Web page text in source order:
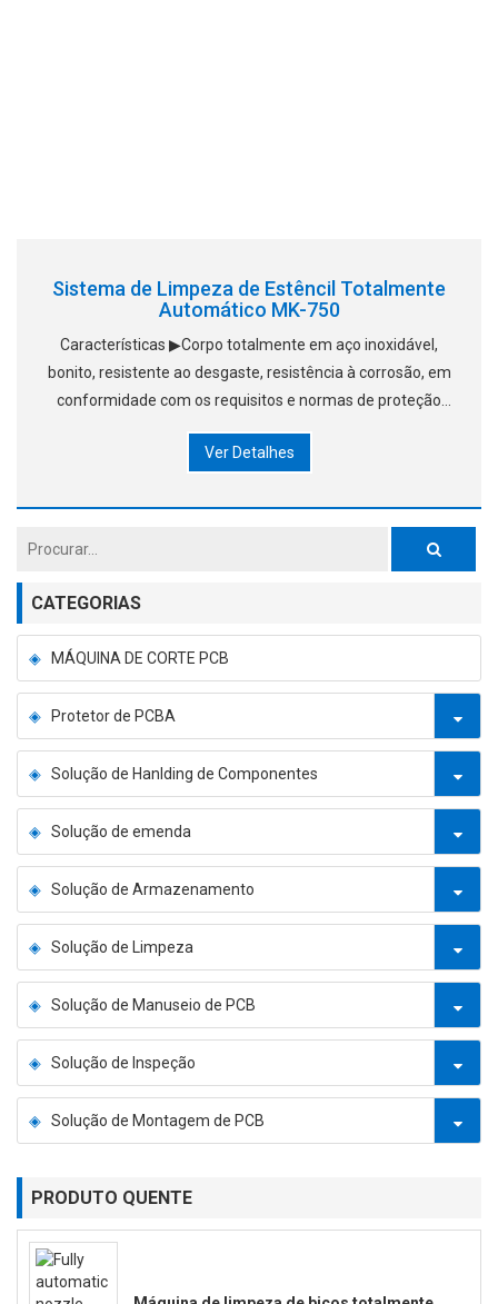
Sistema de Limpeza de Estêncil Totalmente
Automático MK-750
Características ▶Corpo totalmente em aço inoxidável,
bonito, resistente ao desgaste, resistência à corrosão, em
conformidade com os requisitos e normas de proteção
eletricidade, não há fogo
Ver Detalhes
CATEGORIAS
MÁQUINA DE CORTE PCB
Protetor de PCBA
Solução de Hanlding de Componentes
Solução de emenda
Solução de Armazenamento
Solução de Limpeza
Solução de Manuseio de PCB
Solução de Inspeção
Solução de Montagem de PCB
PRODUTO QUENTE